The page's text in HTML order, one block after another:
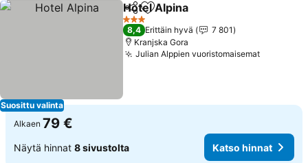
Suosittu valinta
Jaa Lisää suosikkeihin
Hotel Alpina
3 Tähtiluokitus
8,4 Erittäin hyvä
7 801
Kranjska Gora
Julian Alppien vuoristomaisematKatso
Alkaen 79 €
Näytä hinnat 8 sivustolta Katso hinnat